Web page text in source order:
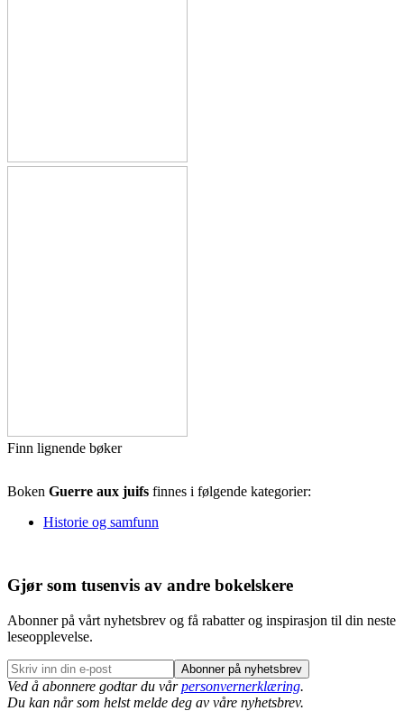
Finn lignende bøker
Boken Guerre aux juifs finnes i følgende kategorier:
Historie og samfunn
Gjør som tusenvis av andre bokelskere
Abonner på vårt nyhetsbrev og få rabatter og inspirasjon til din neste
leseopplevelse.
Abonner på nyhetsbrev
Ved å abonnere godtar du vårpersonvernerklæring.
Du kan når som helst melde deg av våre nyhetsbrev.